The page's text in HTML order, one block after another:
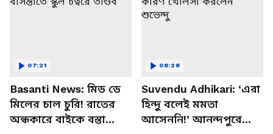
Basanti News: মিড ডে
মিলের চাল চুরি! রাতের
অন্ধকারে বাইকে বস্তা
07:21
Suvendu Adhikari: ‘এরা
হিন্দু বলেই মমতা
আসেননি!’ আনন্দপুরে
08:28